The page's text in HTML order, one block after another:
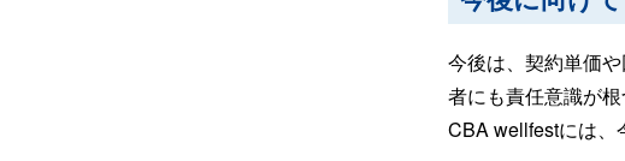
今後は、契約単価
者にも責任意識が
CBA wellfestには、